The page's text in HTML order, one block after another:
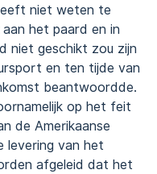
niet weten te
het paard en in
niet geschikt zou zijn
en ten tijde van
beantwoordde.
op het feit
de Amerikaanse
levering van het
afgeleid dat het